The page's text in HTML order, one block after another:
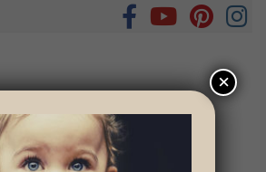
PAPAS
×